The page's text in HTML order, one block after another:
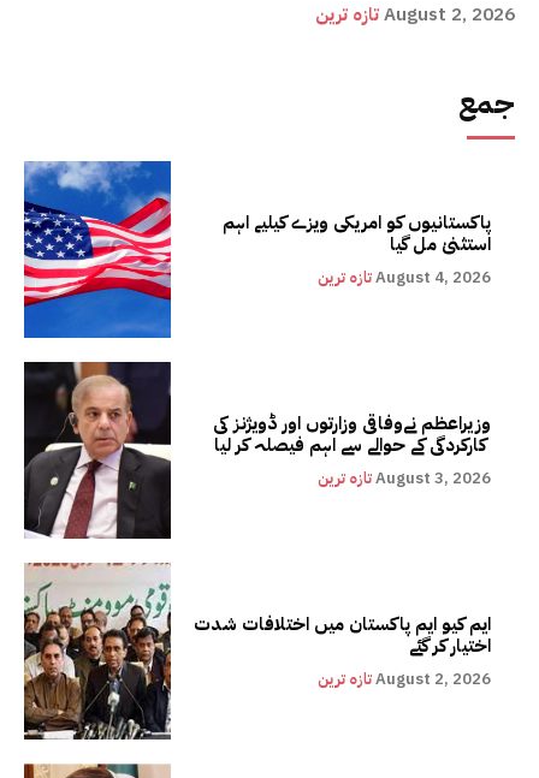
تازہ ترینAugust 2, 2026
جمع
پاکستانیوں کو امریکی ویزے کیلیے اہم
استثنیٰ مل گیا
تازہ ترینAugust 4, 2026
وزیراعظم نےوفاقی وزارتوں اور ڈویژنز کی
کارکردگی کے حوالے سے اہم فیصلہ کر لیا
تازہ ترینAugust 3, 2026
ایم کیو ایم پاکستان میں اختلافات شدت
اختیار کر گئے
تازہ ترینAugust 2, 2026